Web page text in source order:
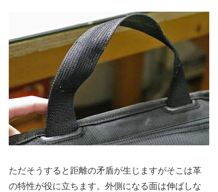
ただそうすると距離の矛盾が生じますがそこは革
の特性が役に立ちます。外側になる面は伸ばしな